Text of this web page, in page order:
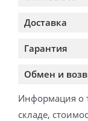
Доставка
Гарантия
Обмен и
Информация о
складе,